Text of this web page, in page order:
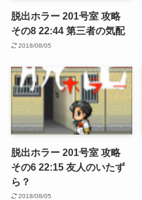
脱出ホラー 201号室 攻略
その8 22:44 第三者の気配
2018/08/05
脱出ホラー 201号室 攻略
その6 22:15 友人のいたず
ら？
2018/08/05